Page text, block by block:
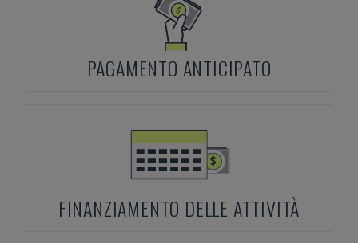
PAGAMENTO ANTICIPATO
FINANZIAMENTO DELLE ATTIVITÀ